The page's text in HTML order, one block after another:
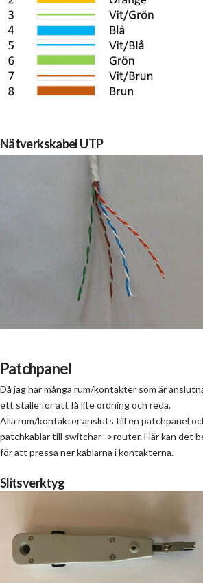
Nätverkskabel UTP
Patchpanel
Då jag har många rum/kontakter som är
ett ställe för att få lite ordning och reda.
Alla rum/kontakter ansluts till en patchpanel
patchkablar till switchar ->router. ​Här kan det
för att pressa ner kablarna i kontakterna.
Slitsverktyg